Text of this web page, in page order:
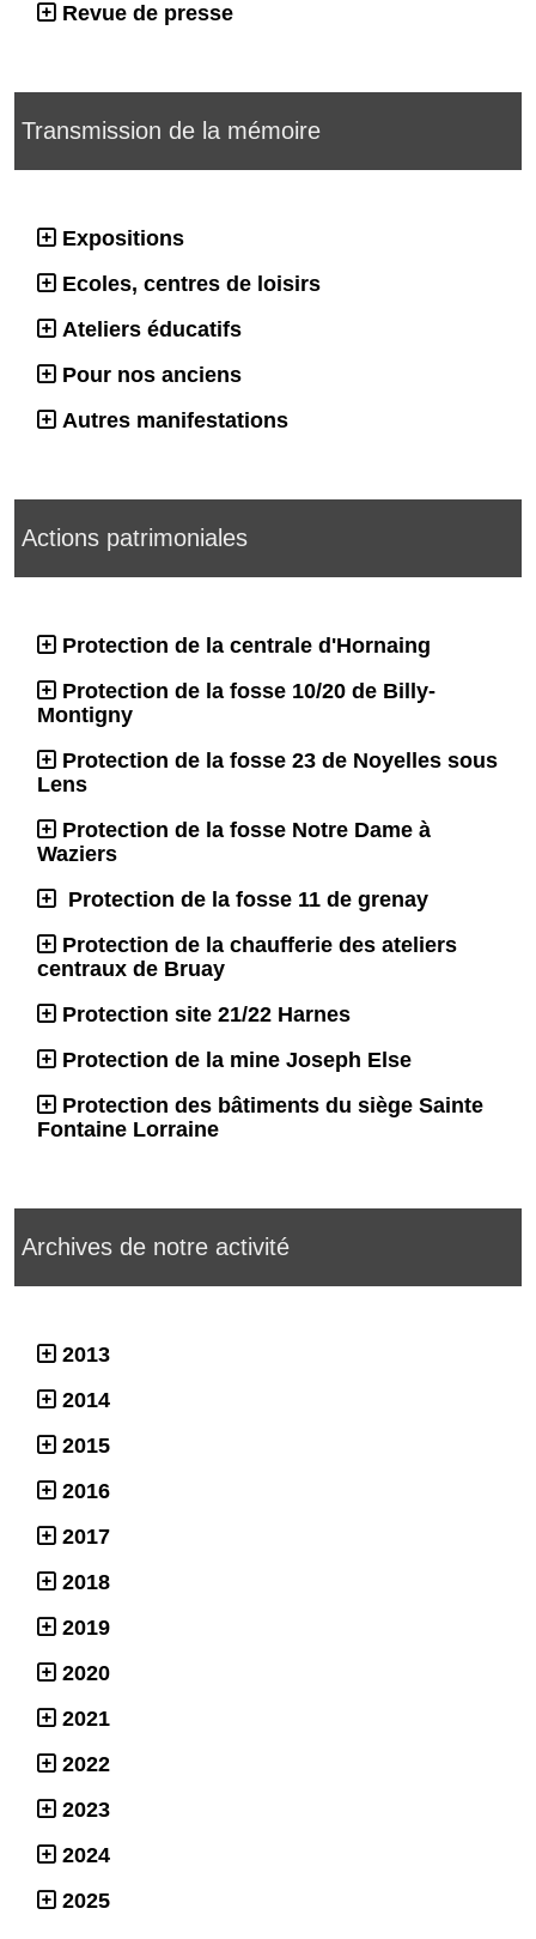
Revue de presse
Transmission de la mémoire
Expositions
Ecoles, centres de loisirs
Ateliers éducatifs
Pour nos anciens
Autres manifestations
Actions patrimoniales
Protection de la centrale d'Hornaing
Protection de la fosse 10/20 de Billy-
Montigny
Protection de la fosse 23 de Noyelles sous
Lens
Protection de la fosse Notre Dame à
Waziers
Protection de la fosse 11 de grenay
Protection de la chaufferie des ateliers
centraux de Bruay
Protection site 21/22 Harnes
Protection de la mine Joseph Else
Protection des bâtiments du siège Sainte
Fontaine Lorraine
Archives de notre activité
2013
2014
2015
2016
2017
2018
2019
2020
2021
2022
2023
2024
2025